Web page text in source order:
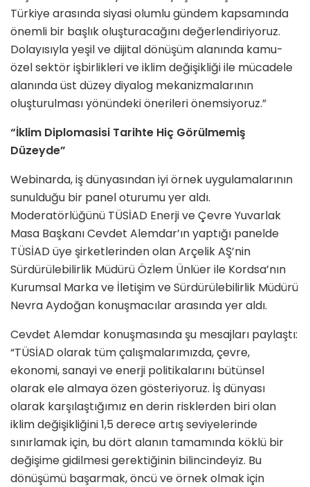
Türkiye arasında siyasi olumlu gündem kapsamında
önemli bir başlık oluşturacağını değerlendiriyoruz.
Dolayısıyla yeşil ve dijital dönüşüm alanında kamu-
özel sektör işbirlikleri ve iklim değişikliği ile mücadele
alanında üst düzey diyalog mekanizmalarının
oluşturulması yönündeki önerileri önemsiyoruz.”
“İklim Diplomasisi Tarihte Hiç Görülmemiş
Düzeyde”
Webinarda, iş dünyasından iyi örnek uygulamalarının
sunulduğu bir panel oturumu yer aldı.
Moderatörlüğünü TÜSİAD Enerji ve Çevre Yuvarlak
Masa Başkanı Cevdet Alemdar’ın yaptığı panelde
TÜSİAD üye şirketlerinden olan Arçelik AŞ’nin
Sürdürülebilirlik Müdürü Özlem Ünlüer ile Kordsa’nın
Kurumsal Marka ve İletişim ve Sürdürülebilirlik Müdürü
Nevra Aydoğan konuşmacılar arasında yer aldı.
Cevdet Alemdar konuşmasında şu mesajları paylaştı:
“TÜSİAD olarak tüm çalışmalarımızda, çevre,
ekonomi, sanayi ve enerji politikalarını bütünsel
olarak ele almaya özen gösteriyoruz. İş dünyası
olarak karşılaştığımız en derin risklerden biri olan
iklim değişikliğini 1,5 derece artış seviyelerinde
sınırlamak için, bu dört alanın tamamında köklü bir
değişime gidilmesi gerektiğinin bilincindeyiz. Bu
dönüşümü başarmak, öncü ve örnek olmak için